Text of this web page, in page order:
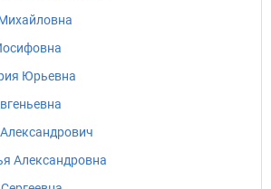
Юрьевна
Александровна